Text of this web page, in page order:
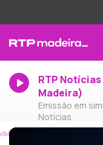
RTP Notícias
Madeira)
Emissão em
Notícias